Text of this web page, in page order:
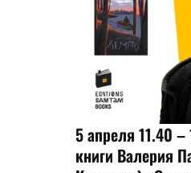
5 апреля 11.40
книги Валерия